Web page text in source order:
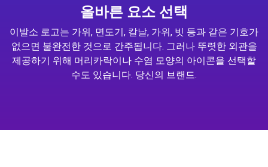
올바른 요소 선택
이발소 로고는 가위, 면도기, 칼날, 가위, 빗 등과 같은 기호가
없으면 불완전한 것으로 간주됩니다. 그러나 뚜렷한 외관을
제공하기 위해 머리카락이나 수염 모양의 아이콘을 선택할
수도 있습니다. 당신의 브랜드.